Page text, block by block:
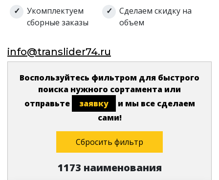
Укомплектуем
сборные заказы
Сделаем скидку на
объем
info@translider74.ru
Воспользуйтесь фильтром для быстрого
поиска нужного сортамента или
отправьте
заявку
и мы все сделаем
сами!
Сбросить фильтр
1173 наименования